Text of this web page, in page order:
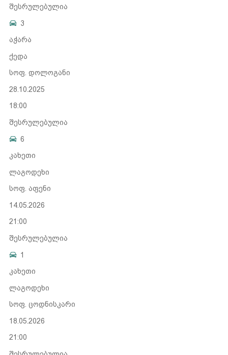
შესრულებულია
3
აჭარა
ქედა
სოფ. დოლოგანი
28.10.2025
18:00
შესრულებულია
6
კახეთი
ლაგოდეხი
სოფ. აფენი
14.05.2026
21:00
შესრულებულია
1
კახეთი
ლაგოდეხი
სოფ. ცოდნისკარი
18.05.2026
21:00